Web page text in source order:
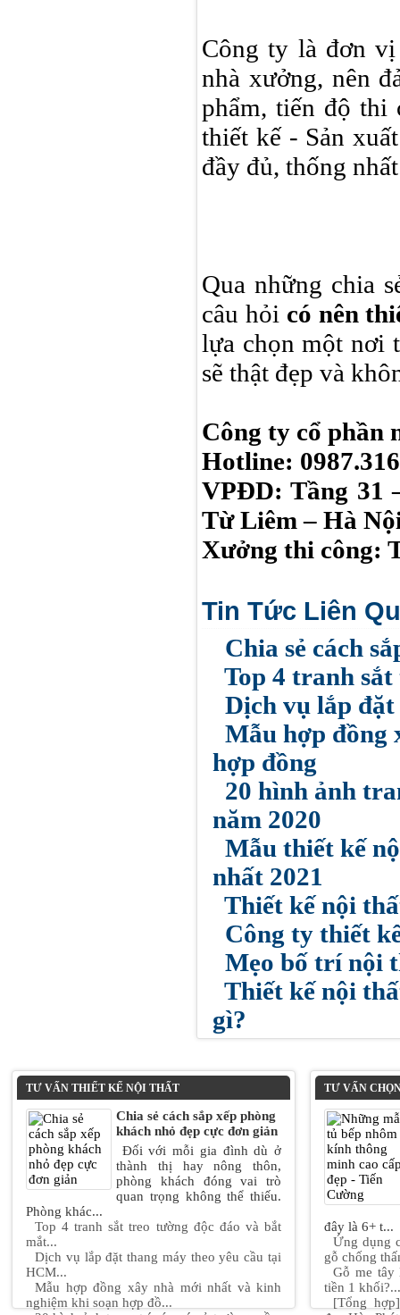
Công ty là đơn
nhà xưởng, nên
phẩm, tiến độ thi
thiết kế - Sản
đầy đủ, thống
Qua những chia
câu hỏi có nên
lựa chọn một nơi
sẽ thật đẹp và
Công ty cổ phần
Hotline:
VPĐD: Tầng 31
Từ Liêm – Hà
Xưởng thi công:
Tin Tức Liên
Chia sẻ cách
Top 4 tranh
Dịch vụ lắp
Mẫu hợp đồng
hợp đồng
20 hình ảnh
năm 2020
Mẫu thiết kế
nhất 2021
Thiết kế nội
Công ty thiết
Mẹo bố trí nội
Thiết kế nội
gì?
TƯ VẤN THIẾT KẾ NỘI THẤT
Chia sẻ cách sắp xếp phòng
khách nhỏ đẹp cực đơn giản
Đối với mỗi gia đình dù ở
thành thị hay nông thôn,
phòng khách đóng vai trò
quan trọng không thể thiếu.
Phòng khác...
Top 4 tranh sắt treo tường độc đáo và bắt
mắt...
Dịch vụ lắp đặt thang máy theo yêu cầu tại
HCM...
Mẫu hợp đồng xây nhà mới nhất và kinh
nghiệm khi soạn hợp đồ...
TƯ VẤN
đây là 6+ t...
Ứng dụng
gỗ chống
Gỗ me tây
tiền 1 khối?...
[Tổng